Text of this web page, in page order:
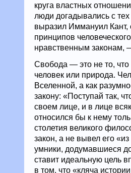
круга властных
люди догадывались с
выразил Иммануил
принципов
нравственным законам,
Свобода — это не то, что
человек или природа.
Вселенной, а как
закону: «Поступай так,
своем лице, и в лице
относился бы к нему
столетия великого
закон, а не вывел его
умники, додумавшиеся
ставит идеальную цель
в том, что «кляча